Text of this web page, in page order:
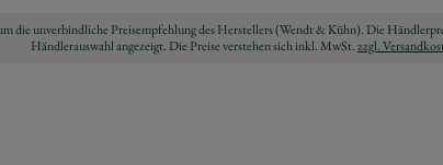
die unverbindliche Preisempfehlung des Herstellers (Wendt & Kühn). Die
Händlerauswahl angezeigt. Die Preise verstehen sich inkl. MwSt.zzgl.